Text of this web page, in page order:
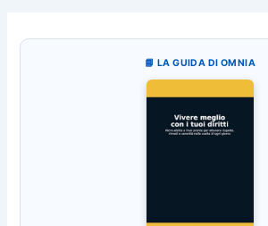
📘 LA GUIDA DI OMNIA